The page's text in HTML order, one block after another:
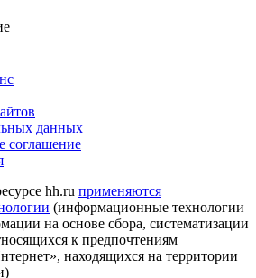
данных
соглашение
hh.ru применяются
(информационные технологии
на основе сбора, систематизации
к предпочтениям
находящихся на территории